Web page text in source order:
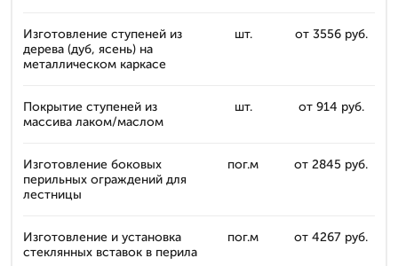
Изготовление ступеней из
дерева (дуб, ясень) на
металлическом каркасе
шт. от 3556 руб.
Покрытие ступеней из
массива лаком/маслом
шт. от 914 руб.
Изготовление боковых
перильных ограждений для
лестницы
пог.м от 2845 руб.
Изготовление и установка
стеклянных вставок в перила
пог.м от 4267 руб.